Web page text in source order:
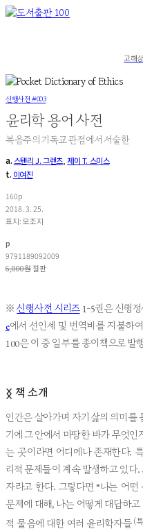
고해
신행사전 #003
윤리학 용어 사전
복음주의 기독교 관점에서 서술한
a. 스탠리 J. 그렌츠,제이 T. 스미스
t. 이여진
160p
2018. 3. 25.
표지: 모조지
p
9791189092009
6,000원 절판
※신행사전 시리즈1-5권은 신행
e에서 선인세 및 번역비를 지불하
100은 이 중 일부를 종이책으로 발
ᛝ 책 소개
인간은 살아가며 자기 삶의 의미를
기에 그 안에서 마땅한 바가 무엇
는 곳이라면 어디에나 존재한다.
리적 문제들이 계속 발생하고 있다
자라고 한다. 그렇다면 “나는 어떤
문제에 대해, 나는 어떻게 대답하
적 물음에 대한 여러 윤리학자들 (